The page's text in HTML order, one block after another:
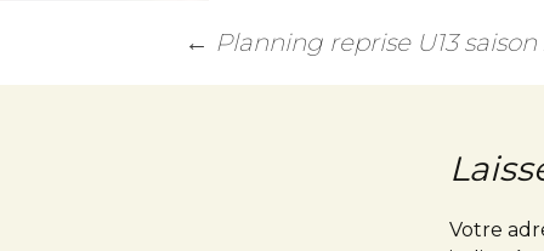
← Planning reprise U13 saison
Votre